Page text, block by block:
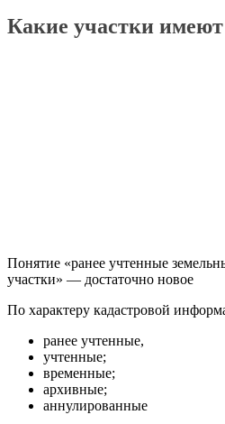
Какие участки имеют
Понятие «ранее учтенные
участки» — достаточно новое
По характеру кадастровой
ранее учтенные,
учтенные;
временные;
архивные;
аннулированные